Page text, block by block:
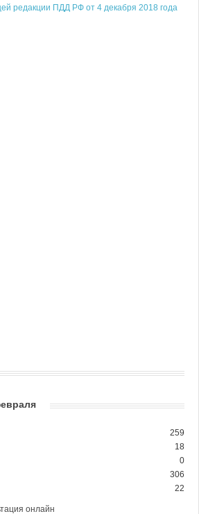
редакции ПДД РФ от 4 декабря 2018 года
259
18
0
306
22